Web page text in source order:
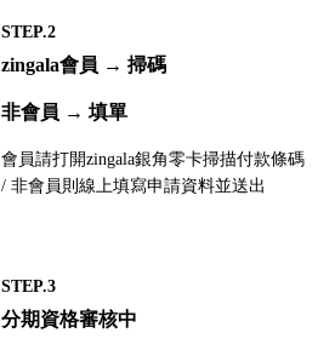
STEP.2
zingala會員 → 掃碼
非會員 → 填單
會員請打開zingala銀角零卡掃描付款條碼
/ 非會員則線上填寫申請資料並送出
STEP.3
分期資格審核中